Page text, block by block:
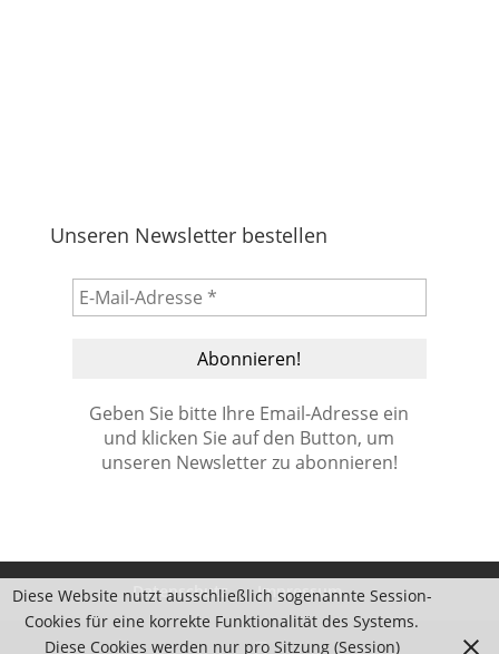
Unseren Newsletter bestellen
Geben Sie bitte Ihre Email-Adresse ein
und klicken Sie auf den Button, um
unseren Newsletter zu abonnieren!
Datenschutz Impressum
Diese Website nutzt ausschließlich sogenannte Session-
Cookies für eine korrekte Funktionalität des Systems.
Diese Cookies werden nur pro Sitzung (Session)